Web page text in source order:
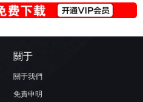
關于
關于我們
免責申明